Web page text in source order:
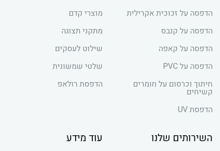
הדפסה על זכוכית אקרילית
הדפסה על קנבס
הדפסה על קאפה
הדפסה על PVC
חיתוך וכרסום על חומרים
קשיחים
הדפסת UV
מוצרי קדם
מתקני תצוגה
שילוט לעסקים
שלטי שמשונית
הדפסת רולאפ
השירותים שלנו עוד מידע